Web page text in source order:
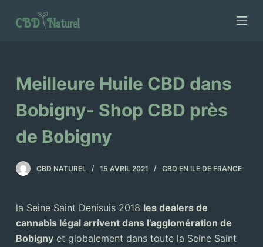
a
c
n
n
u
Meilleure Huile CBD dans
Bobigny- Shop CBD près
de Bobigny
CBD NATUREL 15 AVRIL 2021 CBD EN ILE DE FRANCE
la Seine Saint Denisuis 2018 les dealers de
cannabis légal arrivent dans l’agglomération de
Bobignyet globalement dans toute la Seine Saint